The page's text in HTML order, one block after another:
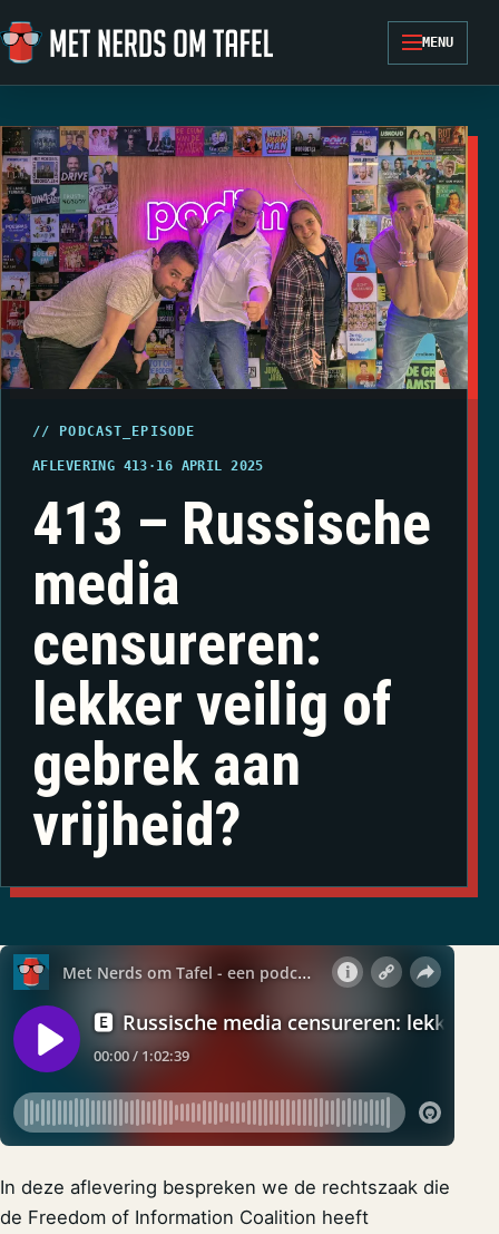
Ga naar de inhoud
MENU
// PODCAST_EPISODE
AFLEVERING 413 · 16 APRIL 2025
413 – Russische
media
censureren:
lekker veilig of
gebrek aan
vrijheid?
In deze aflevering bespreken we de rechtszaak die
de Freedom of Information Coalition heeft